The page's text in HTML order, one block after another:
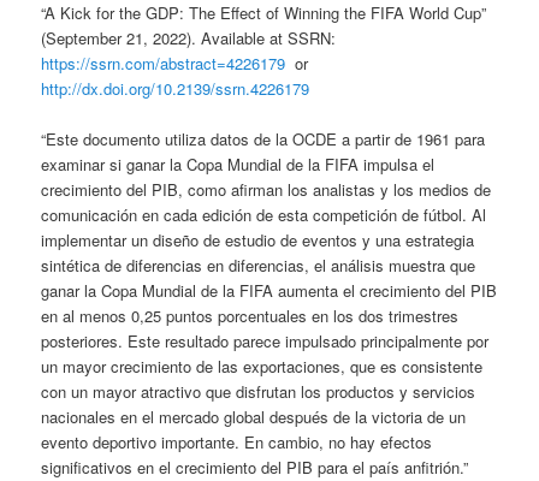
“A Kick for the GDP: The Effect of Winning the FIFA World Cup”
(September 21, 2022). Available at SSRN:
https://ssrn.com/abstract=4226179 or
http://dx.doi.org/10.2139/ssrn.4226179
“Este documento utiliza datos de la OCDE a partir de 1961 para
examinar si ganar la Copa Mundial de la FIFA impulsa el
crecimiento del PIB, como afirman los analistas y los medios de
comunicación en cada edición de esta competición de fútbol. Al
implementar un diseño de estudio de eventos y una estrategia
sintética de diferencias en diferencias, el análisis muestra que
ganar la Copa Mundial de la FIFA aumenta el crecimiento del PIB
en al menos 0,25 puntos porcentuales en los dos trimestres
posteriores. Este resultado parece impulsado principalmente por
un mayor crecimiento de las exportaciones, que es consistente
con un mayor atractivo que disfrutan los productos y servicios
nacionales en el mercado global después de la victoria de un
evento deportivo importante. En cambio, no hay efectos
significativos en el crecimiento del PIB para el país anfitrión.”